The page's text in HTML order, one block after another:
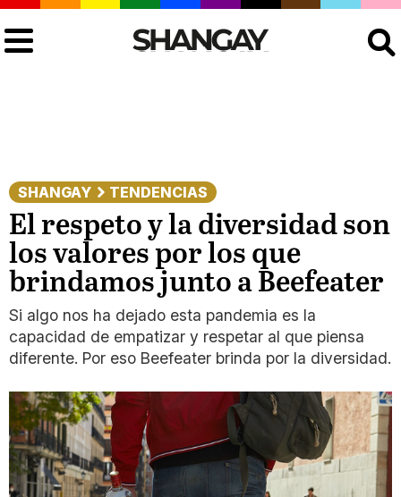
SHANGAY TENDENCIAS
El respeto y la diversidad son
los valores por los que
brindamos junto a Beefeater
Si algo nos ha dejado esta pandemia es la
capacidad de empatizar y respetar al que piensa
diferente. Por eso Beefeater brinda por la diversidad.